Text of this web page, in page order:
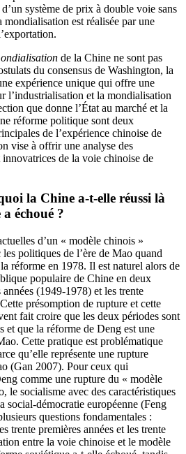
système de prix à double voie sans
est réalisée par une
de la Chine ne sont pas
du consensus de Washington, la
expérience unique qui offre une
l’industrialisation et la mondialisation
que donne l’État au marché et la
réforme politique sont deux
de l’expérience chinoise de
vise à offrir une analyse des
de la voie chinoise de
la Chine a-t-elle réussi là
échoué ?
d’un « modèle chinois »
politiques de l’ère de Mao quand
réforme en 1978. Il est naturel alors de
populaire de Chine en deux
(1949-1978) et les trente
présomption de rupture et cette
fait croire que les deux périodes sont
et que la réforme de Deng est une
Cette pratique est problématique
qu’elle représente une rupture
(Gan 2007). Pour ceux qui
comme une rupture du « modèle
le socialisme avec des caractéristiques
social-démocratie européenne (Feng
questions fondamentales :
trente premières années et les trente
entre la voie chinoise et le modèle